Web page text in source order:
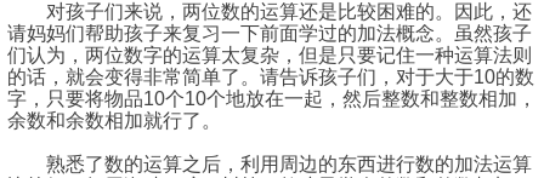
对孩子们来说，两位数的运算还是比较困难的。因此，还
请妈妈们帮助孩子来复习一下前面学过的加法概念。虽然孩子
们认为，两位数字的运算太复杂，但是只要记住一种运算法则
的话，就会变得非常简单了。请告诉孩子们，对于大于10的数
字，只要将物品10个10个地放在一起，然后整数和整数相加，
余数和余数相加就行了。
熟悉了数的运算之后，利用周边的东西进行数的加法运算